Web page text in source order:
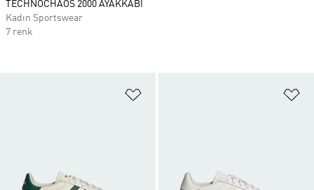
TECHNOCHAOS 2000 AYAKKABI
Kadın Sportswear
7 renk